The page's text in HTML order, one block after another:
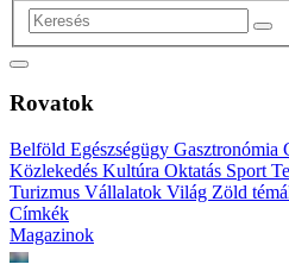
Rovatok
Belföld Egészségügy Gasztronómia
Közlekedés Kultúra Oktatás Sport
Turizmus Vállalatok Világ Zöld
Címkék
Magazinok